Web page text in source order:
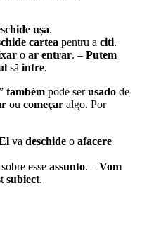
ușa.
cartea pentru a citi.
o ar entrar. – Putem
să intre.
também pode serusado de
ou começar algo. Por
va deschide o afacere
sobre esse assunto. – Vom
subiect.